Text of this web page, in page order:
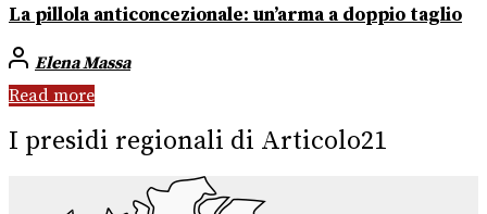
La pillola anticoncezionale: un’arma a doppio taglio
Elena Massa
Read more
I presidi regionali di Articolo21